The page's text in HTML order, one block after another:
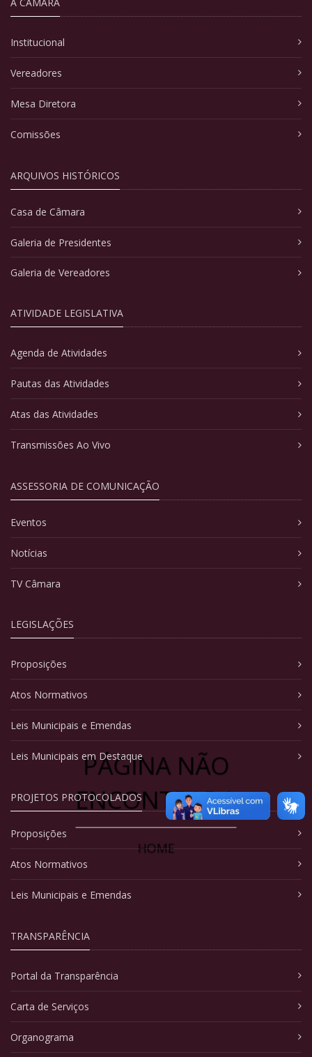
PÁGINA NÃO
ENCONTRADA
HOME
Institucional
Vereadores
Mesa Diretora
Comissões
ARQUIVOS HISTÓRICOS
Casa de Câmara
Galeria de Presidentes
Galeria de Vereadores
ATIVIDADE LEGISLATIVA
Agenda de Atividades
Pautas das Atividades
Atas das Atividades
Transmissões Ao Vivo
ASSESSORIA DE COMUNICAÇÃO
Eventos
Notícias
TV Câmara
LEGISLAÇÕES
Proposições
Atos Normativos
Leis Municipais e Emendas
Leis Municipais em Destaque
PROJETOS PROTOCOLADOS
Proposições
Atos Normativos
Leis Municipais e Emendas
TRANSPARÊNCIA
Portal da Transparência
Carta de Serviços
Organograma